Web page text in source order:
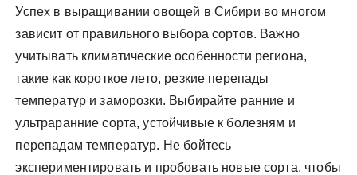
Успех в выращивании овощей в Сибири во многом
зависит от правильного выбора сортов. Важно
учитывать климатические особенности региона,
такие как короткое лето, резкие перепады
температур и заморозки. Выбирайте ранние и
ультраранние сорта, устойчивые к болезням и
перепадам температур. Не бойтесь
экспериментировать и пробовать новые сорта, чтобы